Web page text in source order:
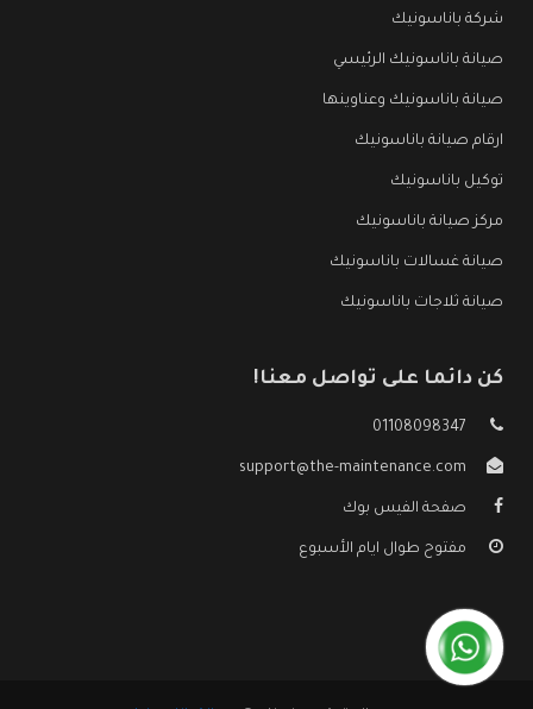
شركة باناسونيك
صيانة باناسونيك الرئيسي
صيانة باناسونيك وعناوينها
ارقام صيانة باناسونيك
توكيل باناسونيك
مركز صيانة باناسونيك
صيانة غسالات باناسونيك
صيانة ثلاجات باناسونيك
كن دائما على تواصل معنا!
01108098347
support@the-maintenance.com
صفحة الفيس بوك
مفتوح طوال ايام الأسبوع